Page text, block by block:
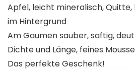
Apfel, leicht mineralisch,
im Hintergrund
Am Gaumen sauber, saftig,
Dichte und Länge, feines
Das perfekte Geschenk!